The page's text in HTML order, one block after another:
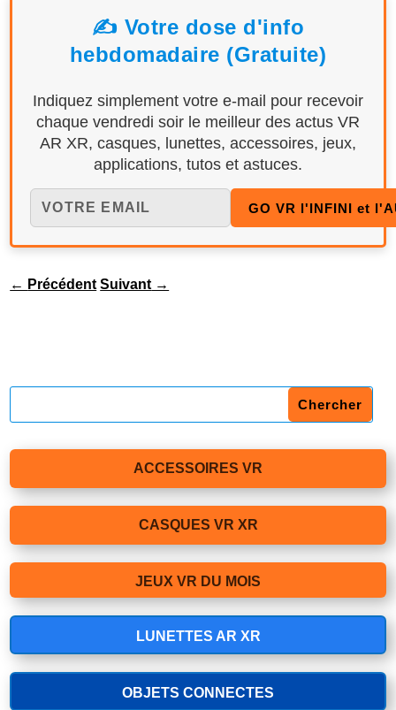
✍️ Votre dose d'info
hebdomadaire (Gratuite)
Indiquez simplement votre e-mail pour recevoir
chaque vendredi soir le meilleur des actus VR
AR XR, casques, lunettes, accessoires, jeux,
applications, tutos et astuces.
← Précédent Suivant →
ACCESSOIRES VR
CASQUES VR XR
JEUX VR DU MOIS
LUNETTES AR XR
OBJETS CONNECTES